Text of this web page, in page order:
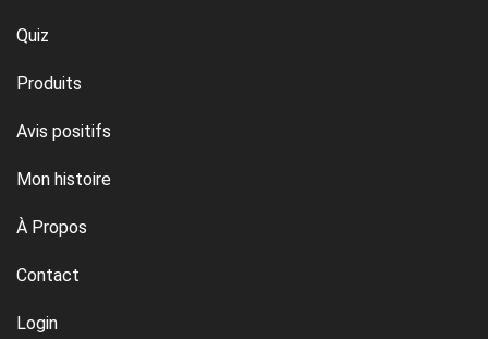
Quiz
Produits
Avis positifs
Mon histoire
À Propos
Contact
Login